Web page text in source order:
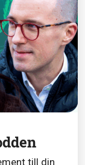
till din